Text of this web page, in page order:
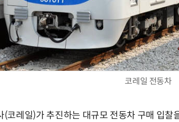
코레일 전동차
(코레일)가 추진하는 대규모 전동차 구매 입찰AI × Design : UX 디자이